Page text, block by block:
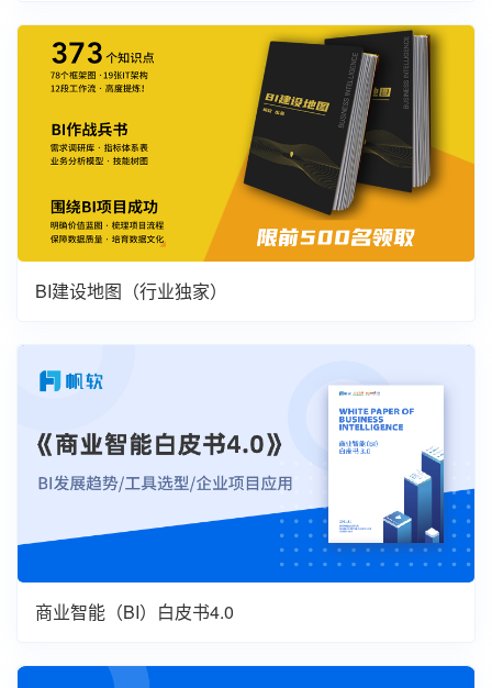
BI建设地图（行业独家）
商业智能（BI）白皮书4.0